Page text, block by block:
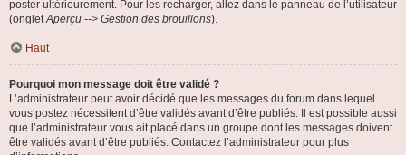
poster ultérieurement. Pour les recharger, allez dans le panneau de l’utilisateur
(ongletAperçu --> Gestion des brouillons).
Haut
Pourquoi mon message doit être validé ?
L’administrateur peut avoir décidé que les messages du forum dans lequel
vous postez nécessitent d’être validés avant d’être publiés. Il est possible aussi
que l’administrateur vous ait placé dans un groupe dont les messages doivent
être validés avant d’être publiés. Contactez l’administrateur pour plus